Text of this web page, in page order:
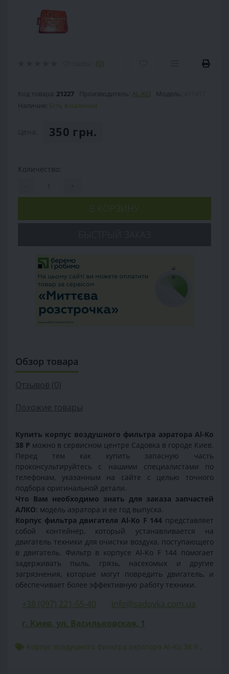
(0)
Код товара: 21227 Производитель: AL-KO Модель:
Наличие: Есть в наличии
350 грн.
Количество:
В КОРЗИНУ
Обзор товара
Отзывов (0)
Похожие товары
Купить корпус воздушного фильтра аэратора Al-Ko
38 P можно в сервисном центре Садовка в городе Киев.
Перед тем как купить запасную часть
проконсультируйтесь с нашими специалистами по
телефонам, указанным на сайте с целью точного
подбора оригинальной детали.
Что Вам необходимо знать для заказа запчастей
АЛКО: модель аэратора и ее год выпуска.
Корпус фильтра двигателя Al-Ko F 144 представляет
собой контейнер, который устанавливается на
двигатель техники для очистки воздуха, поступающего
в двигатель. Фильтр в корпусе Al-Ko F 144 помогает
задерживать пыль, грязь, насекомых и другие
загрязнения, которые могут повредить двигатель, и
обеспечивает более эффективную работу техники.
+38 (097) 221-55-40
info@sadovka.com.ua
г. Киев, ул. Васильковская, 1
Корпус воздушного фильтра аэратора Al-Ko 38 P, ,